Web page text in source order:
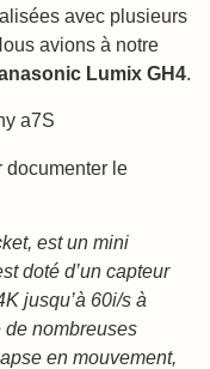
avec plusieurs
avions à notre
Lumix GH4.
documenter le
est un mini
doté d’un capteur
jusqu’à 60i/s à
de nombreuses
en mouvement,